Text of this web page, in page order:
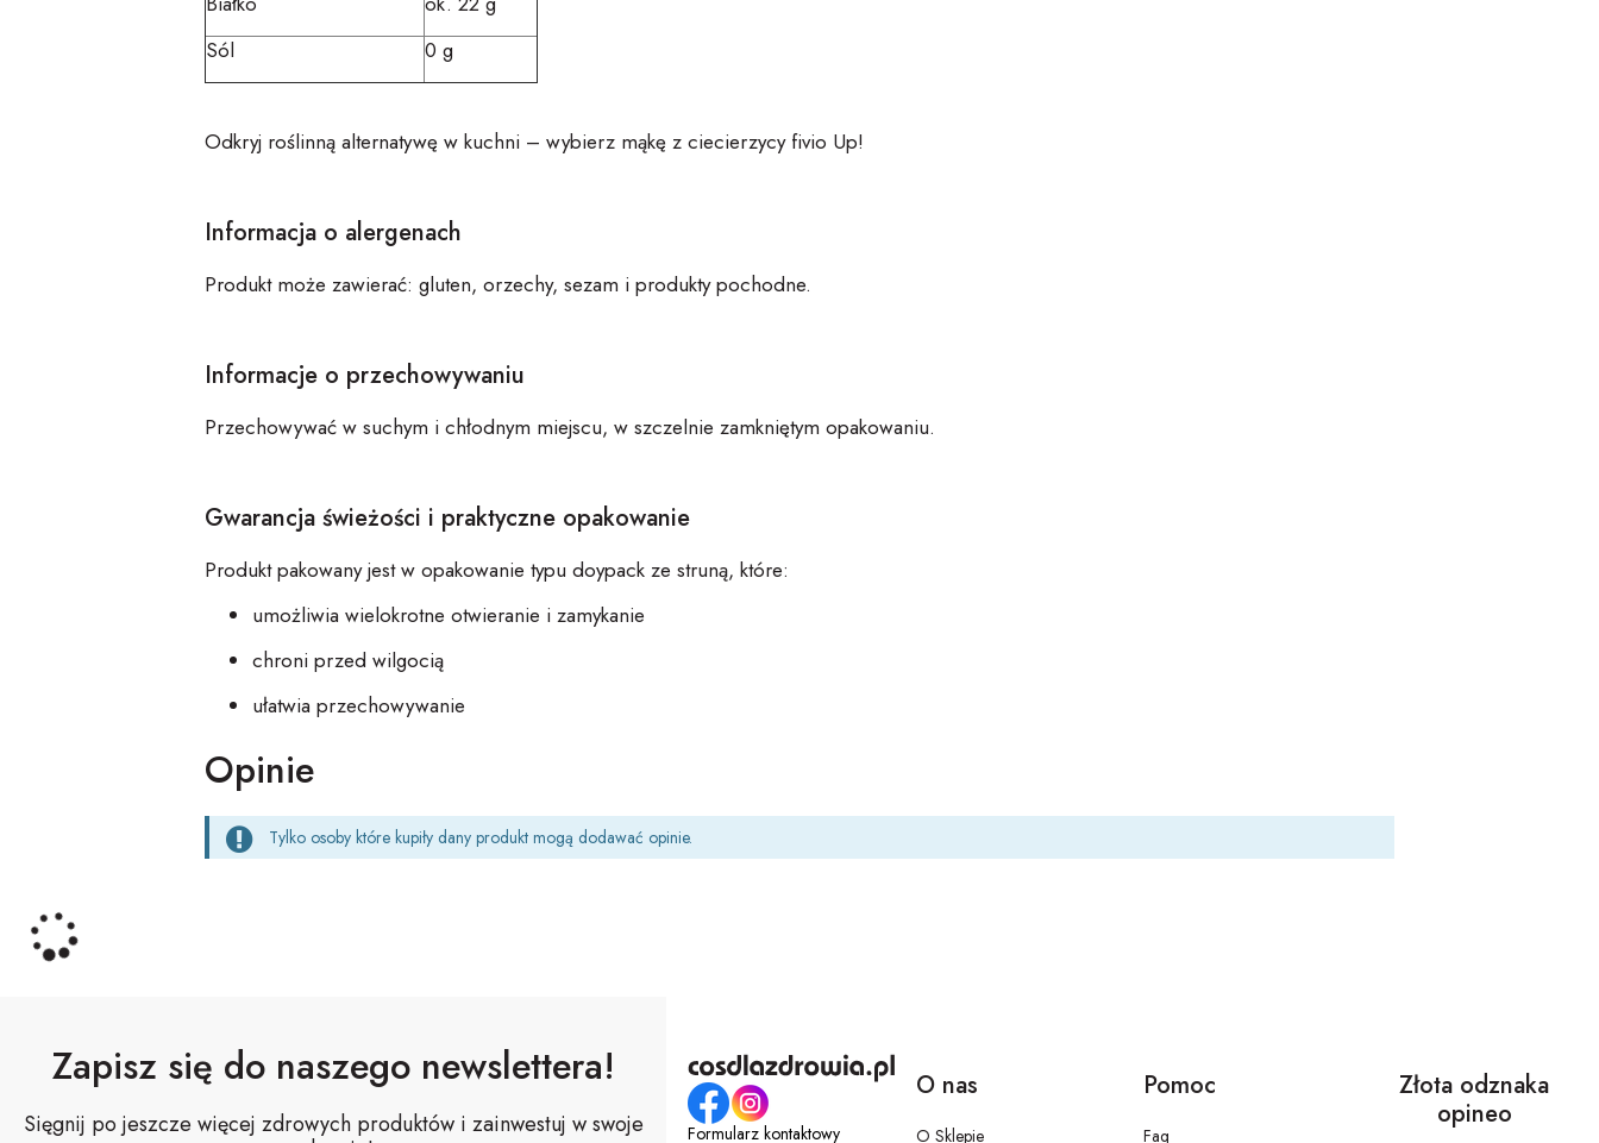
Sól
0 g
Odkryj roślinną alternatywę w kuchni – wybierz mąkę z ciecierzycy fivio Up!
Informacja o alergenach
Produkt może zawierać: gluten, orzechy, sezam i produkty pochodne.
Informacje o przechowywaniu
Przechowywać w suchym i chłodnym miejscu, w szczelnie zamkniętym opakowaniu.
Gwarancja świeżości i praktyczne opakowanie
Produkt pakowany jest w opakowanie typu doypack ze struną, które:
umożliwia wielokrotne otwieranie i zamykanie
chroni przed wilgocią
ułatwia przechowywanie
Opinie
Tylko osoby które kupiły dany produkt mogą dodawać opinie.
Zapisz się do naszego newslettera!
Sięgnij po jeszcze więcej zdrowych produktów i zainwestuj w swoje
Formularz kontaktowy
O nas
O Sklepie
Pomoc
Faq
Złota odznaka
opineo